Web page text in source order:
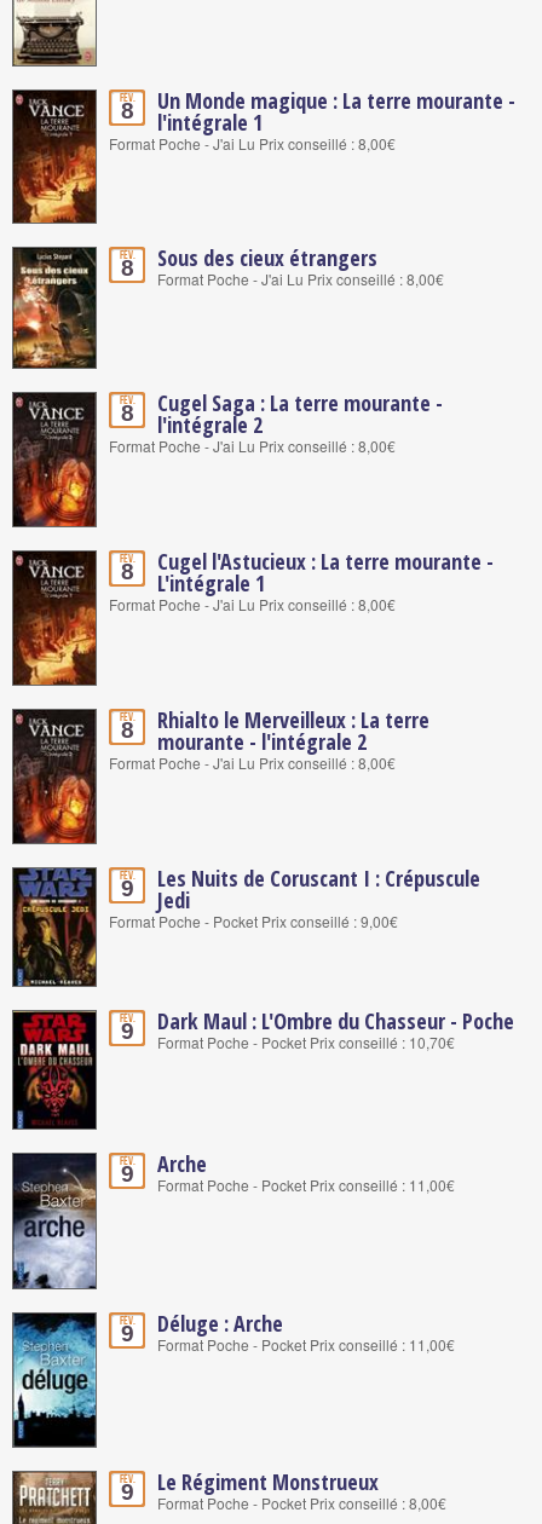
Fév.
8 Un Monde magique : La terre mourante -
l'intégrale 1
Format Poche - J'ai Lu Prix conseillé : 8,00€
Fév.
8 Sous des cieux étrangers
Format Poche - J'ai Lu Prix conseillé : 8,00€
Fév.
8 Cugel Saga : La terre mourante -
l'intégrale 2
Format Poche - J'ai Lu Prix conseillé : 8,00€
Fév.
8 Cugel l'Astucieux : La terre mourante -
L'intégrale 1
Format Poche - J'ai Lu Prix conseillé : 8,00€
Fév.
8 Rhialto le Merveilleux : La terre
mourante - l'intégrale 2
Format Poche - J'ai Lu Prix conseillé : 8,00€
Fév.
9 Les Nuits de Coruscant I : Crépuscule
Jedi
Format Poche - Pocket Prix conseillé : 9,00€
Fév.
9 Dark Maul : L'Ombre du Chasseur - Poche
Format Poche - Pocket Prix conseillé : 10,70€
Fév.
9 Arche
Format Poche - Pocket Prix conseillé : 11,00€
Fév.
9 Déluge : Arche
Format Poche - Pocket Prix conseillé : 11,00€
Fév.
9 Le Régiment Monstrueux
Format Poche - Pocket Prix conseillé : 8,00€